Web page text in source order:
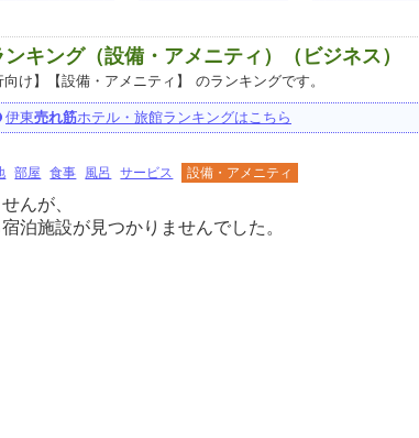
キング（設備・アメニティ）（ビジネス）
け】【設備・アメニティ】 のランキングです。
伊東売れ筋ホテル・旅館ランキングはこちら
部屋 食事 風呂 サービス 設備・アメニティ
んが、
泊施設が見つかりませんでした。